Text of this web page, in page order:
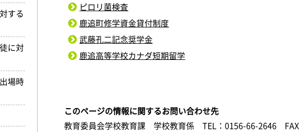
ピロリ菌検査
鹿追町修学資金貸付制度
武藤孔二記念奨学金
鹿追高等学校カナダ短期留学
このページの情報に関するお問い合わせ先
教育委員会学校教育課 学校教育係
TEL：0156-66-2646
する
に対
場時